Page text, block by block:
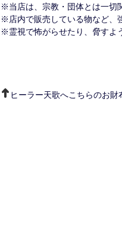
※当店は、宗教・団体とは一切
※店内で販売している物など、
※霊視で怖がらせたり、脅すよ
ヒーラー天歌へこちらのお